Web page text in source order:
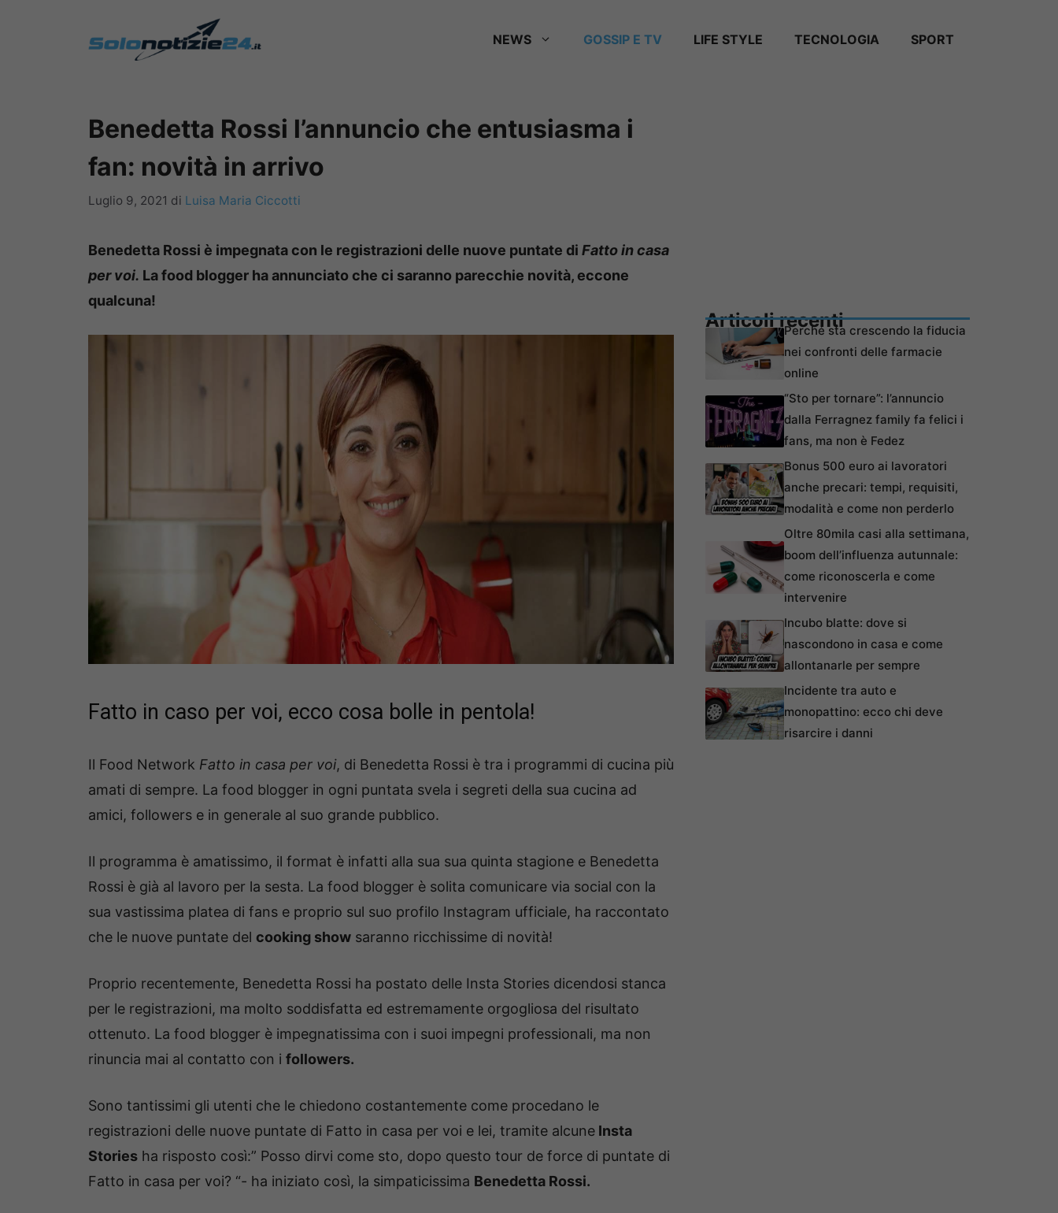
NEWS GOSSIP E TV LIFE STYLE TECNOLOGIA SPORT
Benedetta Rossi l’annuncio che entusiasma i
fan: novità in arrivo
Luglio 9, 2021 di Luisa Maria Ciccotti
Benedetta Rossi è impegnata con le registrazioni delle nuove puntate di Fatto in casa
per voi. La food blogger ha annunciato che ci saranno parecchie novità, eccone
qualcuna!
Fatto in caso per voi, ecco cosa bolle in pentola!
Il Food Network Fatto in casa per voi, di Benedetta Rossi è tra i programmi di cucina più
amati di sempre. La food blogger in ogni puntata svela i segreti della sua cucina ad
amici, followers e in generale al suo grande pubblico.
Il programma è amatissimo, il format è infatti alla sua sua quinta stagione e Benedetta
Rossi è già al lavoro per la sesta. La food blogger è solita comunicare via social con la
sua vastissima platea di fans e proprio sul suo profilo Instagram ufficiale, ha raccontato
che le nuove puntate del cooking show saranno ricchissime di novità!
Proprio recentemente, Benedetta Rossi ha postato delle Insta Stories dicendosi stanca
per le registrazioni, ma molto soddisfatta ed estremamente orgogliosa del risultato
ottenuto. La food blogger è impegnatissima con i suoi impegni professionali, ma non
rinuncia mai al contatto con i followers.
Sono tantissimi gli utenti che le chiedono costantemente come procedano le
registrazioni delle nuove puntate di Fatto in casa per voi e lei, tramite alcune Insta
Stories ha risposto così:” Posso dirvi come sto, dopo questo tour de force di puntate di
Fatto in casa per voi? “- ha iniziato così, la simpaticissima Benedetta Rossi.
Articoli recentiPerché sta crescendo la fiducia
nei confronti delle farmacie
online
“Sto per tornare”: l’annuncio
dalla Ferragnez family fa felici i
fans, ma non è Fedez
Bonus 500 euro ai lavoratori
anche precari: tempi, requisiti,
modalità e come non perderlo
Oltre 80mila casi alla settimana,
boom dell’influenza autunnale:
come riconoscerla e come
intervenire
Incubo blatte: dove si
nascondono in casa e come
allontanarle per sempre
Incidente tra auto e
monopattino: ecco chi deve
risarcire i danni